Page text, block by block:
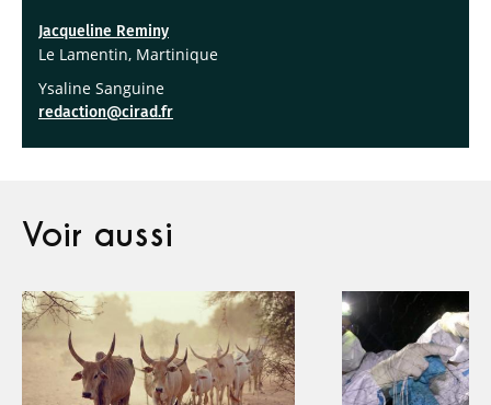
Jacqueline Reminy
Le Lamentin, Martinique
Ysaline Sanguine
redaction@cirad.fr
Voir aussi